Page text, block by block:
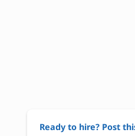
Ready to hire? Post